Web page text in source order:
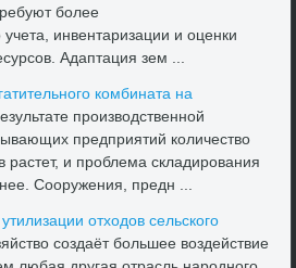
более
инвентаризации и оценки
Адаптация зем ...
комбината на
произвοдственной
предприятий количествο
и проблема складирования
Сооружения, предн ...
отхοдοв сельского
создаёт большее вοздействие